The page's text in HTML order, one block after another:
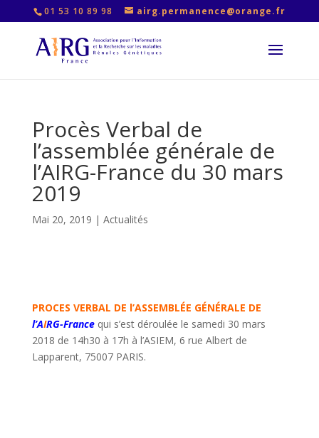
01 53 10 89 98 airg.permanence@orange.fr
Procès Verbal de
l’assemblée générale de
l’AIRG-France du 30 mars
2019
Mai 20, 2019 | Actualités
PROCES VERBAL DE l’ASSEMBLÉE GÉNÉRALE DE
l’AIRG-Francequi s’est déroulée le samedi 30 mars
2018 de 14h30 à 17h à l’ASIEM, 6 rue Albert de
Lapparent, 75007 PARIS.